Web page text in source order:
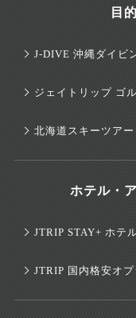
目
J-DIVE 沖縄ダイビ
ジェイトリップ ゴ
北海道スキーツアー
ホテル・
JTRIP STAY+ ホテ
JTRIP 国内格安オ